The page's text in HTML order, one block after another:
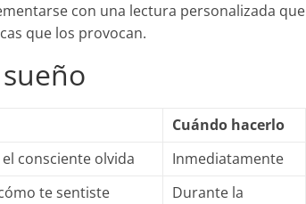
con una lectura personalizada que
que los provocan.
Cuándo hacerlo
consciente olvida
Inmediatamente
te sentiste
Durante la